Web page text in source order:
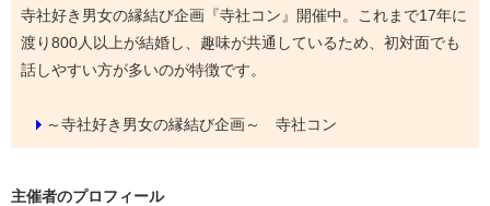
寺社好き男女の縁結び企画『寺社コン』開催中。これまで17年に
渡り800人以上が結婚し、趣味が共通しているため、初対面でも
話しやすい方が多いのが特徴です。
～寺社好き男女の縁結び企画～ 寺社コン
主催者のプロフィール